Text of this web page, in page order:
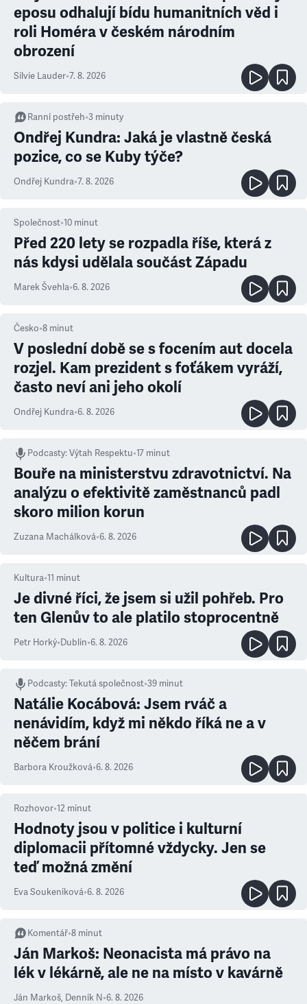
eposu odhalují bídu humanitních věd i
roli Homéra v českém národním
obrození
Silvie Lauder•7. 8. 2026
Ranní postřeh•3 minuty
Ondřej Kundra: Jaká je vlastně česká
pozice, co se Kuby týče?
Ondřej Kundra•7. 8. 2026
Společnost•10 minut
Před 220 lety se rozpadla říše, která z
nás kdysi udělala součást Západu
Marek Švehla•6. 8. 2026
Česko•8 minut
V poslední době se s focením aut docela
rozjel. Kam prezident s foťákem vyráží,
často neví ani jeho okolí
Ondřej Kundra•6. 8. 2026
Podcasty:Výtah Respektu•17 minut
Bouře na ministerstvu zdravotnictví. Na
analýzu o efektivitě zaměstnanců padl
skoro milion korun
Zuzana Machálková•6. 8. 2026
Kultura•11 minut
Je divné říci, že jsem si užil pohřeb. Pro
ten Glenův to ale platilo stoprocentně
Petr Horký•Dublin•6. 8. 2026
Podcasty:Tekutá společnost•39 minut
Natálie Kocábová: Jsem rváč a
nenávidím, když mi někdo říká ne a v
něčem brání
Barbora Kroužková•6. 8. 2026
Rozhovor•12 minut
Hodnoty jsou v politice i kulturní
diplomacii přítomné vždycky. Jen se
teď možná změní
Eva Soukeníková•6. 8. 2026
Komentář•8 minut
Ján Markoš: Neonacista má právo na
lék v lékárně, ale ne na místo v kavárně
Ján Markoš, Denník N•6. 8. 2026